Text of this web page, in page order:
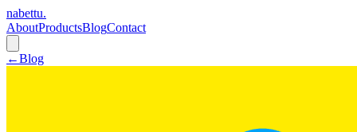
nabettu.
AboutProductsBlogContact
←Blog